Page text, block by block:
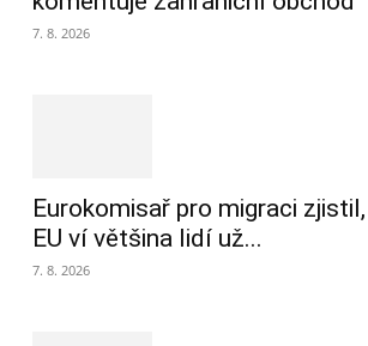
7. 8. 2026
Eurokomisař pro migraci
EU ví většina lidí už...
7. 8. 2026